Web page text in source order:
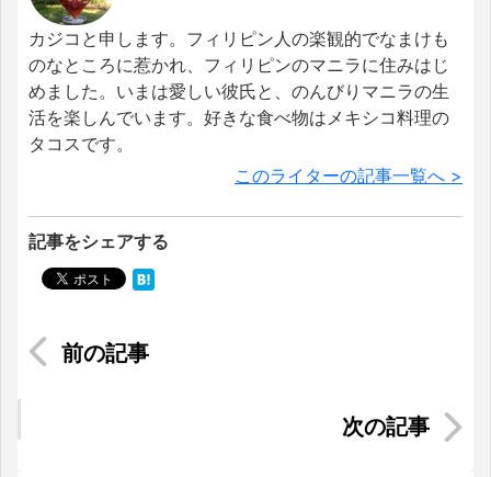
カジコと申します。フィリピン人の楽観的でなまけも
のなところに惹かれ、フィリピンのマニラに住みはじ
めました。いまは愛しい彼氏と、のんびりマニラの生
活を楽しんでいます。好きな食べ物はメキシコ料理の
タコスです。
このライターの記事一覧へ >
記事をシェアする
世界中のソフトウェアを支える「テストエンジニ
バンコクで行列のできるマンゴースイーツ専門店